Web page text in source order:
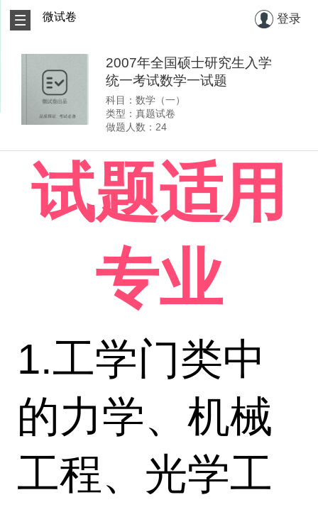
微试卷 登录
2007年全国硕士研究生入学
统一考试数学一试题
科目：数学（一）
类型：真题试卷
做题人数：24
试题适用
专业
1.工学门类中
的力学、机械
工程、光学工